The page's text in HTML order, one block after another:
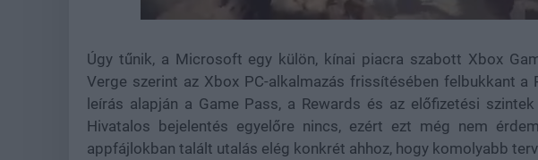
37.42%
Úgy tűnik, a Microsoft egy külön, kínai piacra szabott Xbox
Verge szerint az Xbox PC-alkalmazás frissítésében felbukkant a
leírás alapján a Game Pass, a Rewards és az előfizetési
Hivatalos bejelentés egyelőre nincs, ezért ezt még nem
appfájlokban talált utalás elég konkrét ahhoz, hogy komolyabb